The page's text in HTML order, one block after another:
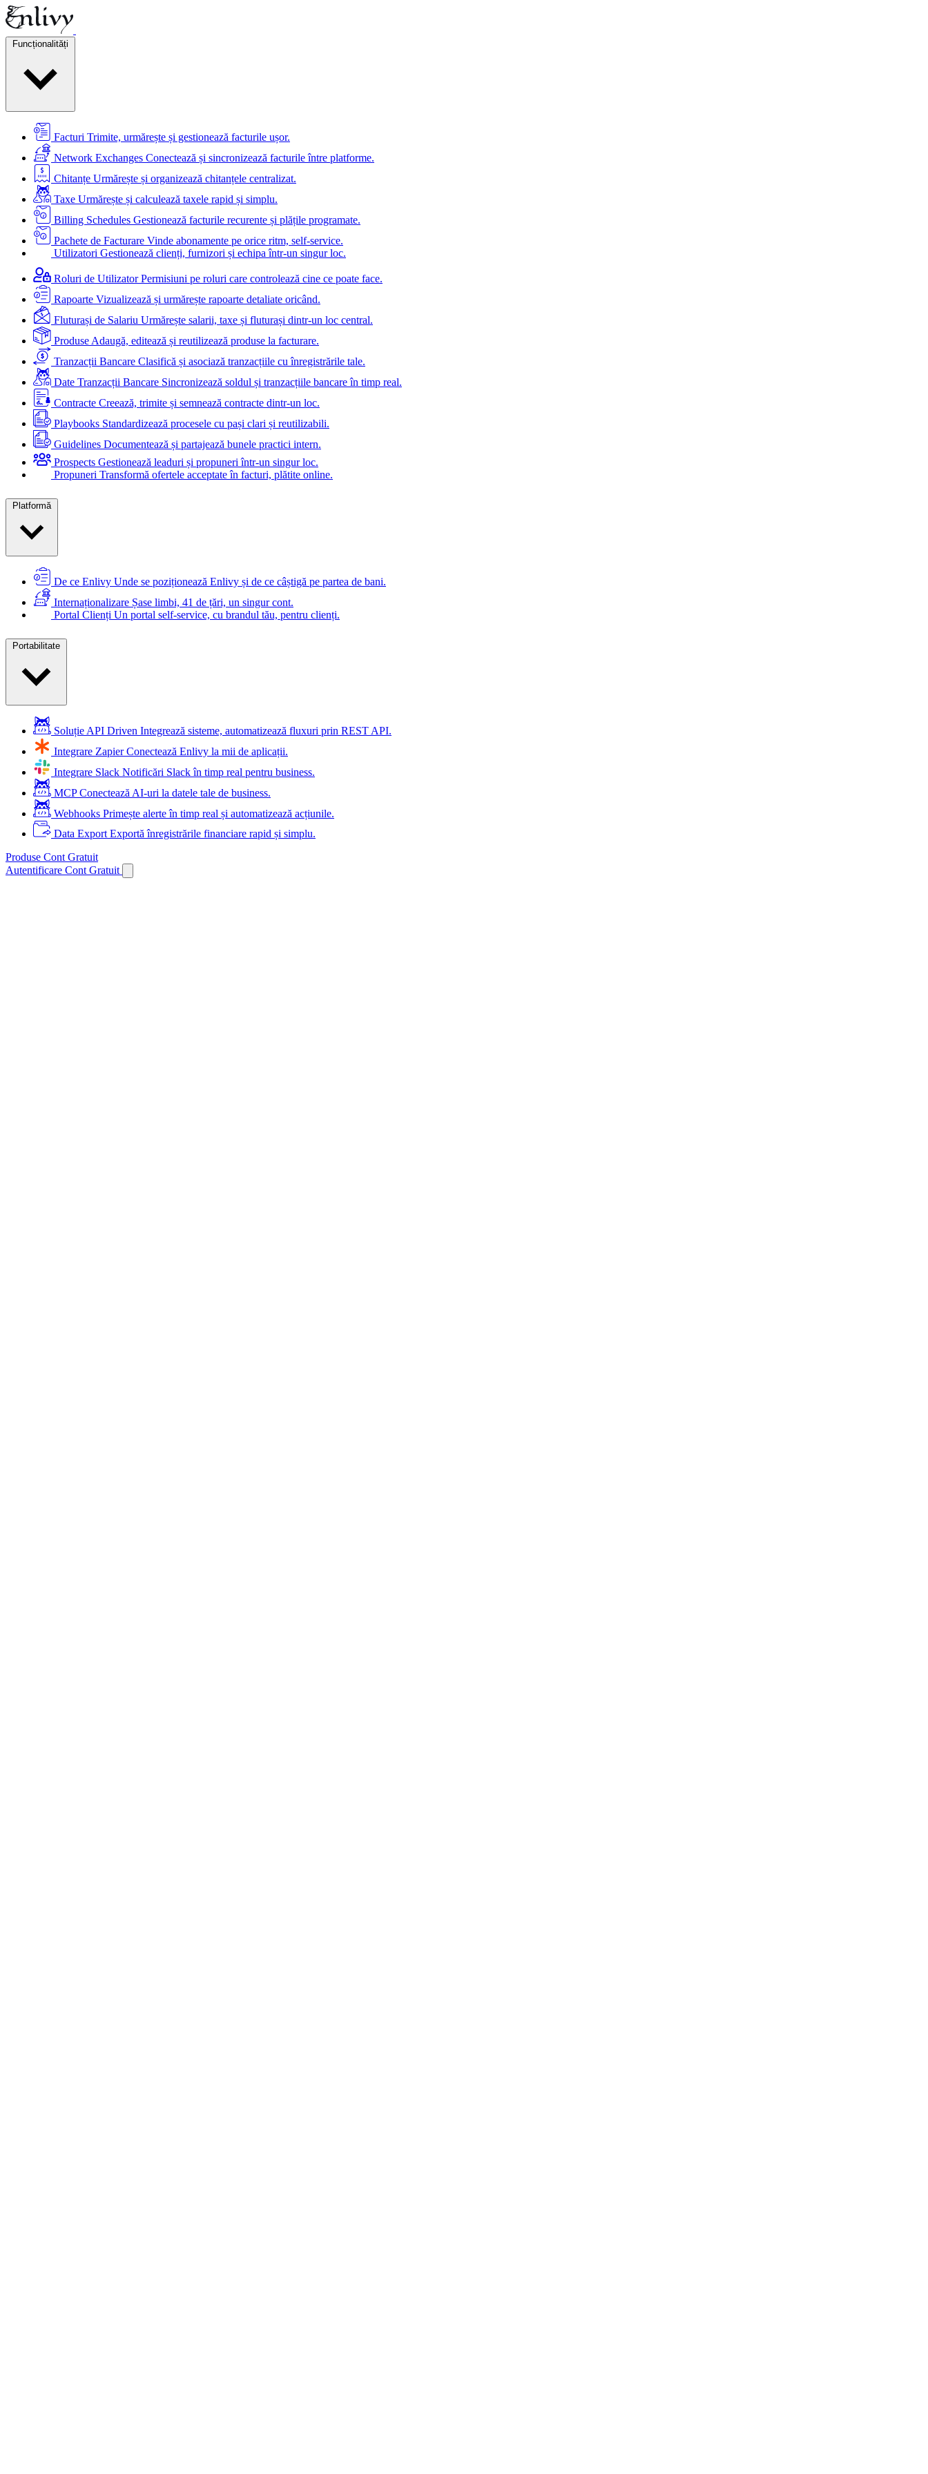
Facturi Trimite, urmărește și gestionează facturile ușor.
Network Exchanges Conectează și sincronizează facturile între platforme.
Chitanțe Urmărește și organizează chitanțele centralizat.
Taxe Urmărește și calculează taxele rapid și simplu.
Billing Schedules Gestionează facturile recurente și plățile programate.
Pachete de Facturare Vinde abonamente pe orice ritm, self-service.
Utilizatori Gestionează clienți, furnizori și echipa într-un singur loc.
Roluri de Utilizator Permisiuni pe roluri care controlează cine ce poate face.
Rapoarte Vizualizează și urmărește rapoarte detaliate oricând.
Fluturași de Salariu Urmărește salarii, taxe și fluturași dintr-un loc central.
Produse Adaugă, editează și reutilizează produse la facturare.
Tranzacții Bancare Clasifică și asociază tranzacțiile cu înregistrările tale.
Date Tranzacții Bancare Sincronizează soldul și tranzacțiile bancare în timp real.
Contracte Creează, trimite și semnează contracte dintr-un loc.
Playbooks Standardizează procesele cu pași clari și reutilizabili.
Guidelines Documentează și partajează bunele practici intern.
Prospects Gestionează leaduri și propuneri într-un singur loc.
Propuneri Transformă ofertele acceptate în facturi, plătite online.
De ce Enlivy Unde se poziționează Enlivy și de ce câștigă pe partea de bani.
Internaționalizare Șase limbi, 41 de țări, un singur cont.
Portal Clienți Un portal self-service, cu brandul tău, pentru clienți.
Soluție API Driven Integrează sisteme, automatizează fluxuri prin REST API.
Integrare Zapier Conectează Enlivy la mii de aplicații.
Integrare Slack Notificări Slack în timp real pentru business.
MCP Conectează AI-uri la datele tale de business.
Webhooks Primește alerte în timp real și automatizează acțiunile.
Data Export Exportă înregistrările financiare rapid și simplu.
Produse Cont Gratuit
Autentificare Cont Gratuit